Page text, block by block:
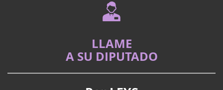
LLAME
A SU DIPUTADO